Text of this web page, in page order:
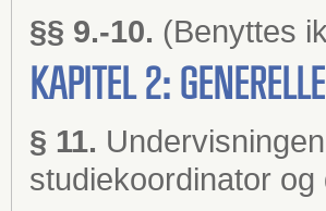
§§ 9.-10. (Benyttes
KAPITEL 2:
§ 11.
studiekoordinator